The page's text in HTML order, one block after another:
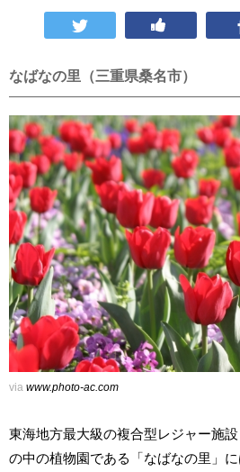
なばなの里（三重県桑名市）
via www.photo-ac.com
東海地方最大級の複合型レジャー施
の中の植物園である「なばなの里」